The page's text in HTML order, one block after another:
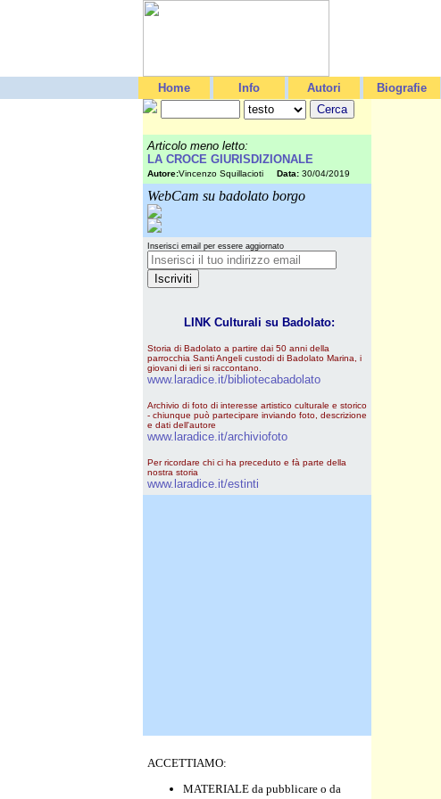
Home Info Autori Biografie
Articolo meno letto:
LA CROCE GIURISDIZIONALE
Autore:Vincenzo Squillacioti Data: 30/04/2019
WebCam su badolato borgo
Inserisci email per essere aggiornato
LINK Culturali su Badolato:
Storia di Badolato a partire dai 50 anni della
parrocchia Santi Angeli custodi di Badolato Marina, i
giovani di ieri si raccontano.
www.laradice.it/bibliotecabadolato
Archivio di foto di interesse artistico culturale e storico
- chiunque può partecipare inviando foto, descrizione
e dati dell'autore
www.laradice.it/archiviofoto
Per ricordare chi ci ha preceduto e fà parte della
nostra storia
www.laradice.it/estinti
ACCETTIAMO:
MATERIALE da pubblicare o da